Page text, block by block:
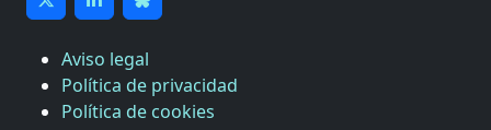
Aviso legal
Política de privacidad
Política de cookies
CÁMARA DE COMERCIO DE GIPUZKOA